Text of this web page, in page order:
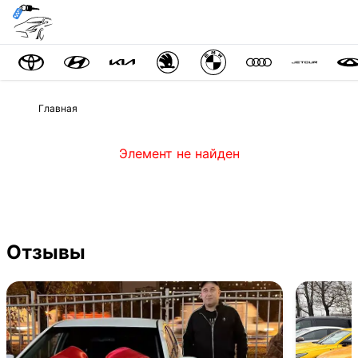
Главная
Элемент не найден
Отзывы